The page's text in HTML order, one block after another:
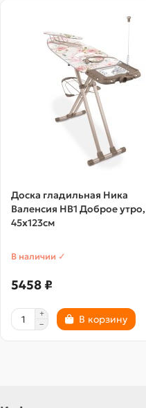
Доска гладильная Ника
Валенсия НВ1 Доброе утро,
45х123см
В наличии ✓
5458 ₽
В корзину